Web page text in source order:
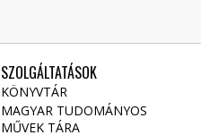
SZOLGÁLTATÁSOK
KÖNYVTÁR
MAGYAR TUDOMÁNYOS
MŰVEK TÁRA